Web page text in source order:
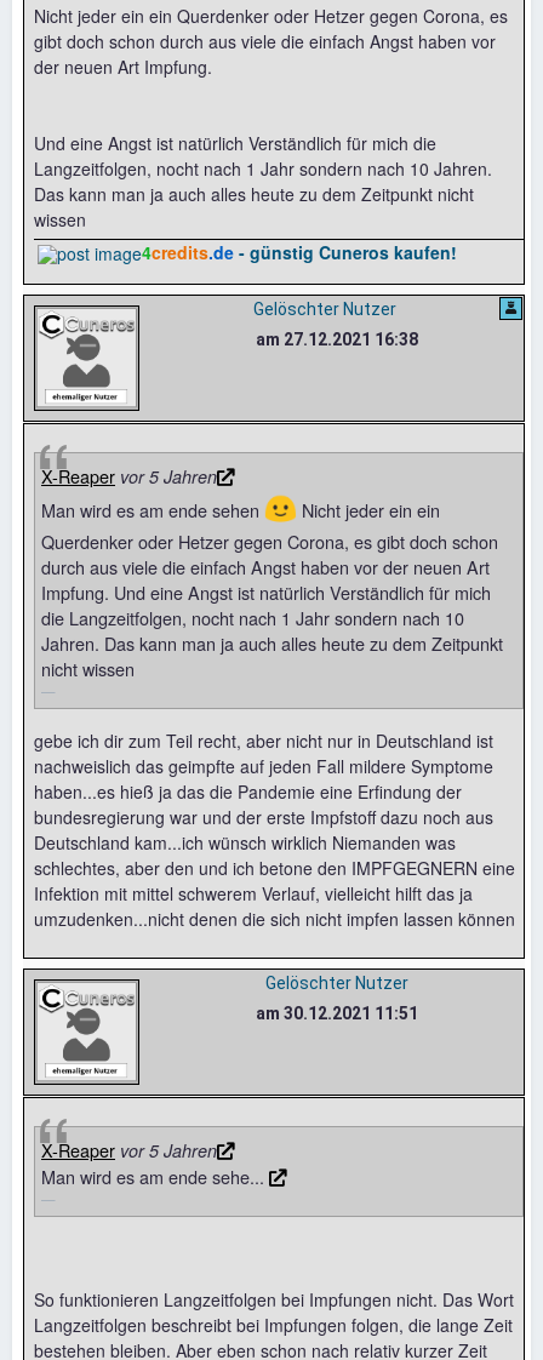
Nicht jeder ein ein Querdenker oder Hetzer gegen Corona, es
gibt doch schon durch aus viele die einfach Angst haben vor
der neuen Art Impfung.
Und eine Angst ist natürlich Verständlich für mich die
Langzeitfolgen, nocht nach 1 Jahr sondern nach 10 Jahren.
Das kann man ja auch alles heute zu dem Zeitpunkt nicht
wissen
4credits.de - günstig Cuneros kaufen!
Gelöschter Nutzer
am 27.12.2021 16:38
X-Reaper vor 5 Jahren
Man wird es am ende sehen 🙂 Nicht jeder ein ein
Querdenker oder Hetzer gegen Corona, es gibt doch schon
durch aus viele die einfach Angst haben vor der neuen Art
Impfung. Und eine Angst ist natürlich Verständlich für mich
die Langzeitfolgen, nocht nach 1 Jahr sondern nach 10
Jahren. Das kann man ja auch alles heute zu dem Zeitpunkt
nicht wissen
gebe ich dir zum Teil recht, aber nicht nur in Deutschland ist
nachweislich das geimpfte auf jeden Fall mildere Symptome
haben...es hieß ja das die Pandemie eine Erfindung der
bundesregierung war und der erste Impfstoff dazu noch aus
Deutschland kam...ich wünsch wirklich Niemanden was
schlechtes, aber den und ich betone den IMPFGEGNERN eine
Infektion mit mittel schwerem Verlauf, vielleicht hilft das ja
umzudenken...nicht denen die sich nicht impfen lassen können
Gelöschter Nutzer
am 30.12.2021 11:51
X-Reaper vor 5 Jahren
Man wird es am ende sehe...
So funktionieren Langzeitfolgen bei Impfungen nicht. Das Wort
Langzeitfolgen beschreibt bei Impfungen folgen, die lange Zeit
bestehen bleiben. Aber eben schon nach relativ kurzer Zeit